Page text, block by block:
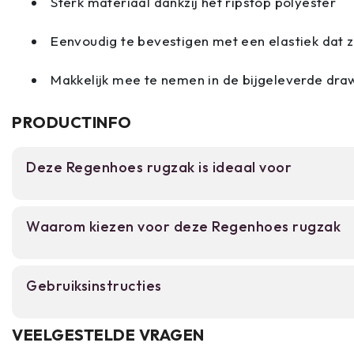
Eenvoudig te bevestigen met een elastiek dat
Makkelijk mee te nemen in de bijgeleverde
PRODUCTINFO
Deze Regenhoes rugzak is ideaal voor
beschermen tegen regen en vocht. Of je nu
Waarom kiezen voor deze Regenhoes rugzak
210T Ripstop polyester met PU coating
bescherming.
Elastische bevestiging past op rugzakken
Gebruiksinstructies
Schuif de regenhoes over je rugzak van boven
goed aansluit. De elastische bevestiging past
VEELGESTELDE VRAGEN